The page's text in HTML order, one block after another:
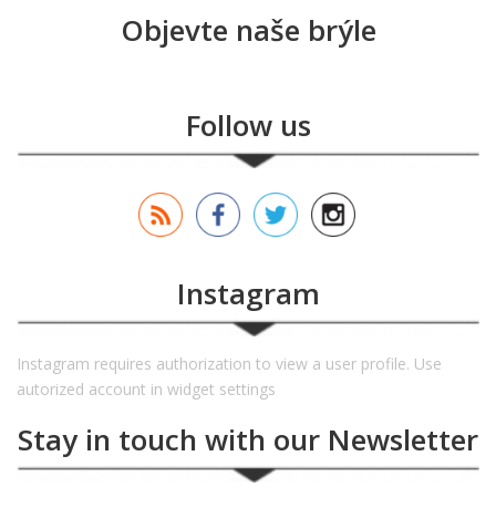
Objevte naše brýle
Follow us
Instagram
Instagram requires authorization to view a user profile. Use
autorized account in widget settings
Stay in touch with our Newsletter